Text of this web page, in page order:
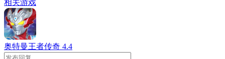
相关游戏
奥特曼王者传奇 4.4